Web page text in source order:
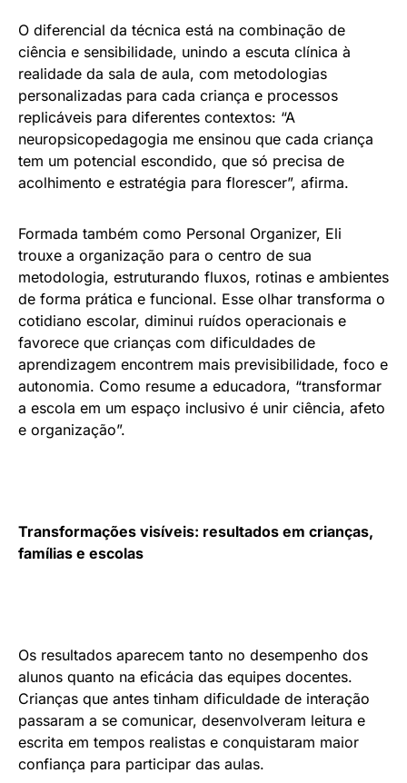
O diferencial da técnica está na combinação de
ciência e sensibilidade, unindo a escuta clínica à
realidade da sala de aula, com metodologias
personalizadas para cada criança e processos
replicáveis para diferentes contextos: “A
neuropsicopedagogia me ensinou que cada criança
tem um potencial escondido, que só precisa de
acolhimento e estratégia para florescer”, afirma.
Formada também como Personal Organizer, Eli
trouxe a organização para o centro de sua
metodologia, estruturando fluxos, rotinas e ambientes
de forma prática e funcional. Esse olhar transforma o
cotidiano escolar, diminui ruídos operacionais e
favorece que crianças com dificuldades de
aprendizagem encontrem mais previsibilidade, foco e
autonomia. Como resume a educadora, “transformar
a escola em um espaço inclusivo é unir ciência, afeto
e organização”.
Transformações visíveis: resultados em crianças,
famílias e escolas
Os resultados aparecem tanto no desempenho dos
alunos quanto na eficácia das equipes docentes.
Crianças que antes tinham dificuldade de interação
passaram a se comunicar, desenvolveram leitura e
escrita em tempos realistas e conquistaram maior
confiança para participar das aulas.